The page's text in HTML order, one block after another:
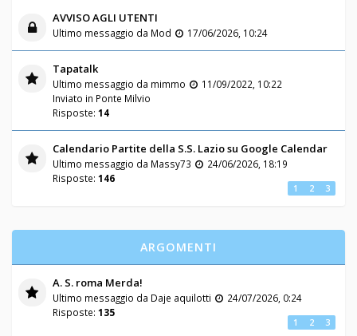
AVVISO AGLI UTENTI
Ultimo messaggio da Mod 17/06/2026, 10:24
Tapatalk
Ultimo messaggio da mimmo
11/09/2022, 10:22
Inviato in Ponte Milvio
Risposte: 14
Calendario Partite della S.S. Lazio su Google Calendar
Ultimo messaggio da Massy73
24/06/2026, 18:19
Risposte: 146
1 2 3
ARGOMENTI
A. S. roma Merda!
Ultimo messaggio da Daje aquilotti
24/07/2026, 0:24
Risposte: 135
1 2 3